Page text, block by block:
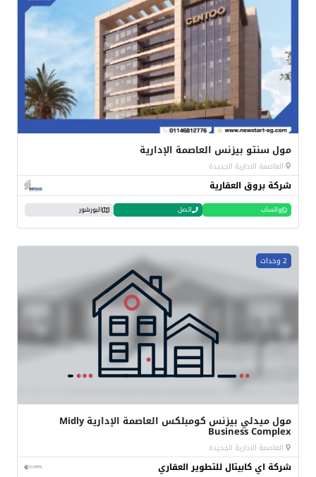
مول سنتو بيزنس العاصمة الإدارية
العاصمة الادارية الجديدة
شركة بروق العقارية
واتساب اتصل البورشور
2 وحدات
مول ميدلي بيزنس كومبلكس العاصمة الإدارية Midly
Business Complex
العاصمة الادارية الجديدة
شركة اي كابيتال للتطوير العقاري